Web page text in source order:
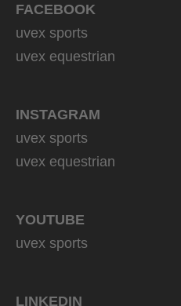
FACEBOOK
uvex sports
uvex equestrian
INSTAGRAM
uvex sports
uvex equestrian
YOUTUBE
uvex sports
LINKEDIN